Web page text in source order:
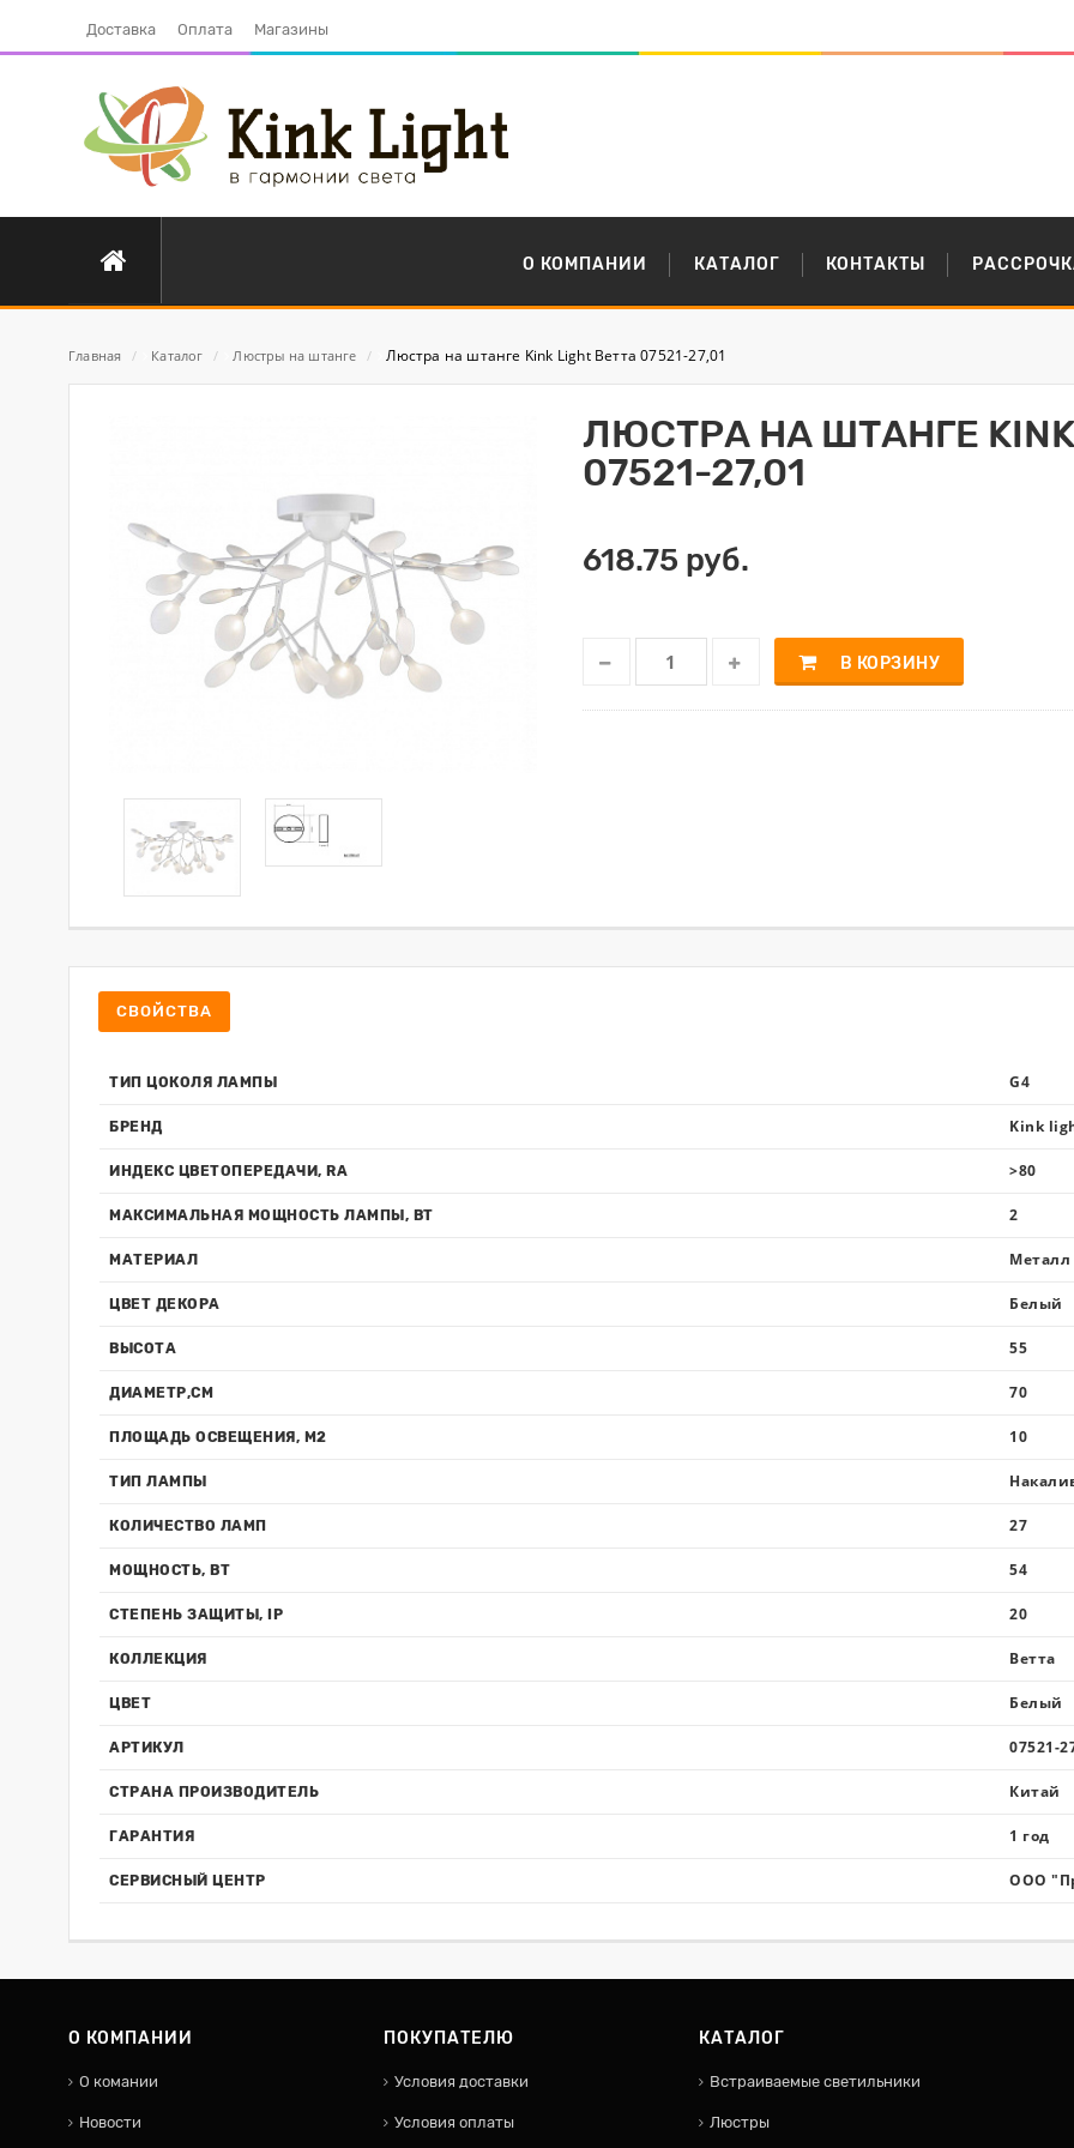
Доставка Оплата Магазины
О КОМПАНИИ КАТАЛОГ КОНТАКТЫ
Главная / Каталог / Люстры на штанге / Люстра на штанге Kink Light Ветта 07521-27,01
ЛЮСТРА НА ШТАНГЕ KINK
07521-27,01
618.75 руб.
В КОРЗИНУ
СВОЙСТВА
ТИП ЦОКОЛЯ ЛАМПЫ G4
БРЕНД Kink
ИНДЕКС ЦВЕТОПЕРЕДАЧИ, RA >80
МАКСИМАЛЬНАЯ МОЩНОСТЬ ЛАМПЫ, ВТ 2
МАТЕРИАЛ Металл
ЦВЕТ ДЕКОРА Белый
ВЫСОТА 55
ДИАМЕТР,СМ 70
ПЛОЩАДЬ ОСВЕЩЕНИЯ, М2 10
ТИП ЛАМПЫ
КОЛИЧЕСТВО ЛАМП 27
МОЩНОСТЬ, ВТ 54
СТЕПЕНЬ ЗАЩИТЫ, IP 20
КОЛЛЕКЦИЯ Ветта
ЦВЕТ Белый
АРТИКУЛ 07521-
СТРАНА ПРОИЗВОДИТЕЛЬ Китай
ГАРАНТИЯ 1 год
СЕРВИСНЫЙ ЦЕНТР ООО
О КОМПАНИИ
О комании
Новости
ПОКУПАТЕЛЮ
Условия доставки
Условия оплаты
КАТАЛОГ
Встраиваемые светильники
Люстры